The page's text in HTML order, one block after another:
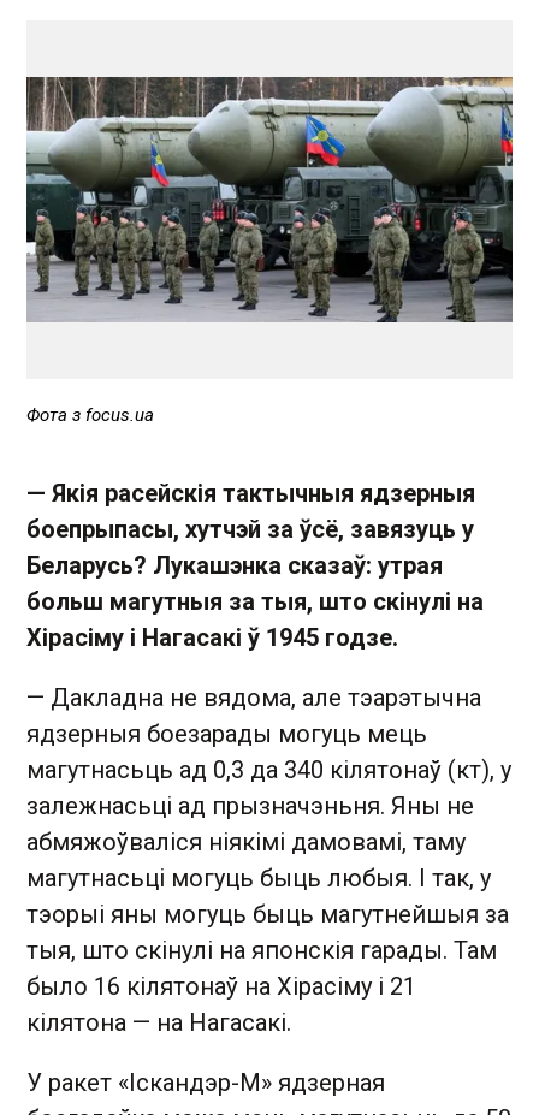
Фота з focus.ua
— Якія расейскія тактычныя ядзерныя
боепрыпасы, хутчэй за ўсё, завязуць у
Беларусь? Лукашэнка сказаў: утрая
больш магутныя за тыя, што скінулі на
Хірасіму і Нагасакі ў 1945 годзе.
— Дакладна не вядома, але тэарэтычна
ядзерныя боезарады могуць мець
магутнасьць ад 0,3 да 340 кілятонаў (кт), у
залежнасьці ад прызначэньня. Яны не
абмяжоўваліся ніякімі дамовамі, таму
магутнасьці могуць быць любыя. І так, у
тэорыі яны могуць быць магутнейшыя за
тыя, што скінулі на японскія гарады. Там
было 16 кілятонаў на Хірасіму і 21
кілятона — на Нагасакі.
У ракет «Іскандэр-М» ядзерная